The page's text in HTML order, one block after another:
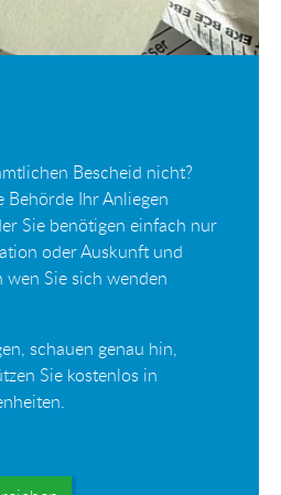
Bescheid nicht?
Ihr Anliegen
Sie benötigen einfach nur
oder Auskunft und
Sie sich wenden
schauen genau hin,
Sie kostenlos in